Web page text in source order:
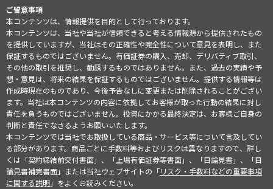
ご留意事項
本コンテンツは、情報提供を目的として行っております。
本コンテンツは、当社や当社が信頼できると考える情報源から提供されたもの
を提供していますが、当社はその正確性や完全性について意見を表明し、また
保証するものではございません。有価証券の購入、売却、デリバティブ取引、
その他の取引を推奨し、勧誘するものではありません。また、過去の実績や予
想・意見は、将来の結果を保証するものではございません。提供する情報等は
作成時現在のものであり、今後予告なしに変更または削除されることがござい
ます。当社は本コンテンツの内容に依拠してお客様が取った行動の結果に対し
責任を負うものではございません。投資にかかる最終決定は、お客様ご自身の
判断と責任でなさるようお願いいたします。
本コンテンツでは当社でお取扱している商品・サービス等について言及してい
る部分があります。商品ごとに手数料等およびリスクは異なりますので、詳し
くは「契約締結前交付書面」、「上場有価証券等書面」、「目論見書」、「目
論見書補完書面」または当社ウェブサイトの「リスク・手数料などの重要事項
に関する説明」をよくお読みください。